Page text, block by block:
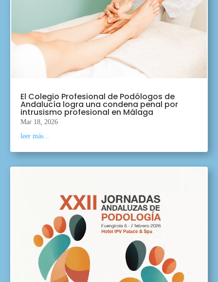
El Colegio Profesional de Podólogos de
Andalucía logra una condena penal por
intrusismo profesional en Málaga
Mar 18, 2026
leer más...